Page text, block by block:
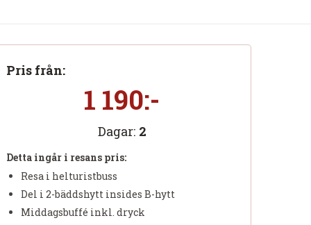
Pris från:
1 190:-
Dagar: 2
Detta ingår i resans pris:
Resa i helturistbuss
Del i 2-bäddshytt insides B-hytt
Middagsbuffé inkl. dryck